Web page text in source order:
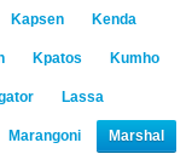
Kapsen Kenda
Kpatos Kumho
Lassa
Marangoni Marshal